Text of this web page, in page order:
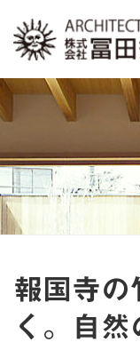
報国寺の
く。自